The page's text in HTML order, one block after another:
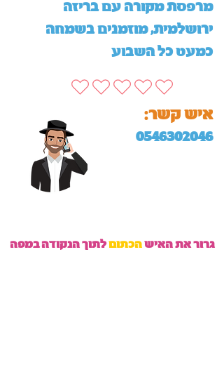
מרפסת מקורה עם בריזה
ירושלמית, מוזמנים בשמחה
כמעט כל השבוע
0546302046
:איש קשר
גרור את האישהכתוםלתוך הנקודה במפה